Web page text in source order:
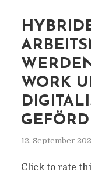
WORK
12. September
Click to rate